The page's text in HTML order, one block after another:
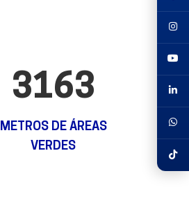
3163
METROS DE ÁREAS
VERDES